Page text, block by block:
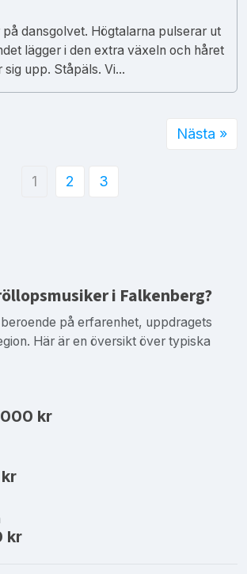
dansgolvet. Högtalarna pulserar ut
lägger i den extra växeln och håret
upp. Ståpäls. Vi...
1 2 3
Nästa »
i Falkenberg?
på erfarenhet, uppdragets
Här är en översikt över typiska
kr
kr